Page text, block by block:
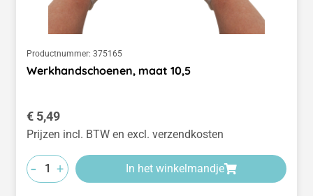
Productnummer: 375165
Werkhandschoenen, maat 10,5
Normale prijs:
€ 5,49
Prijzen incl. BTW en excl. verzendkosten
- + In het winkelmandje